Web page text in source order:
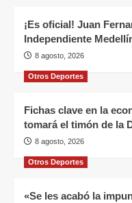
¡Es oficial! Juan
Independiente
8 agosto, 2026
Otros Deportes
Fichas clave en la
tomará el timón de la
8 agosto, 2026
Otros Deportes
«Se les acabó la